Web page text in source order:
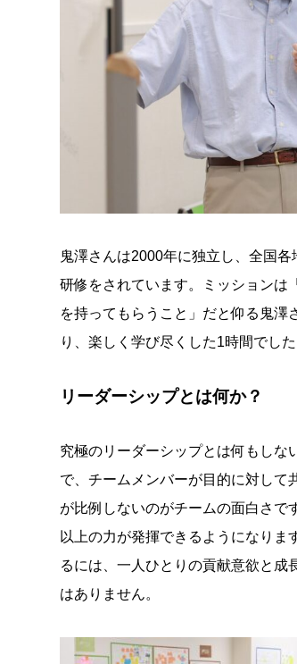
鬼澤さんは2000年に独立し、全国
研修をされています。ミッションは
を持ってもらうこと」だと仰る鬼澤
り、楽しく学び尽くした1時間でした
リーダーシップとは何か？
究極のリーダーシップとは何もしな
で、チームメンバーが目的に対して
が比例しないのがチームの面白さで
以上の力が発揮できるようになりま
るには、一人ひとりの貢献意欲と成
はありません。